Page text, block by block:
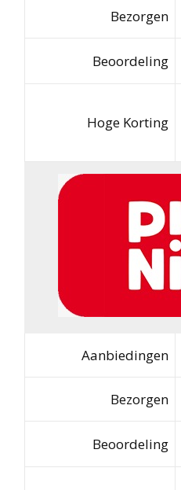
Bezorgen
Beoordeling
Hoge Korting
Aanbiedingen
Bezorgen
Beoordeling